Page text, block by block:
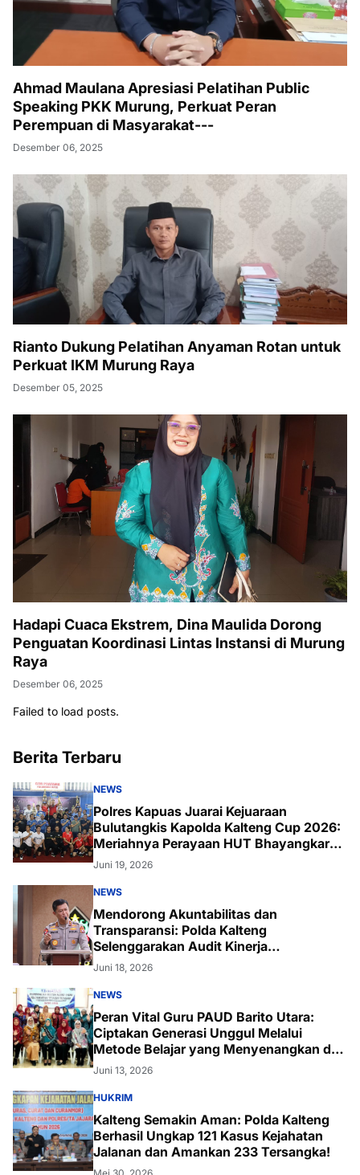
Ahmad Maulana Apresiasi Pelatihan Public
Speaking PKK Murung, Perkuat Peran
Perempuan di Masyarakat---
Desember 06, 2025
Rianto Dukung Pelatihan Anyaman Rotan untuk
Perkuat IKM Murung Raya
Desember 05, 2025
Hadapi Cuaca Ekstrem, Dina Maulida Dorong
Penguatan Koordinasi Lintas Instansi di Murung
Raya
Desember 06, 2025
Failed to load posts.
Berita Terbaru
NEWS
Polres Kapuas Juarai Kejuaraan
Bulutangkis Kapolda Kalteng Cup 2026:
Meriahnya Perayaan HUT Bhayangkara
ke-80 di Palangka Raya
Juni 19, 2026
NEWS
Mendorong Akuntabilitas dan
Transparansi: Polda Kalteng
Selenggarakan Audit Kinerja
Komprehensif Bersama Itwasum Polri
Juni 18, 2026
NEWS
Peran Vital Guru PAUD Barito Utara:
Ciptakan Generasi Unggul Melalui
Metode Belajar yang Menyenangkan dan
Inovatif
Juni 13, 2026
HUKRIM
Kalteng Semakin Aman: Polda Kalteng
Berhasil Ungkap 121 Kasus Kejahatan
Jalanan dan Amankan 233 Tersangka!